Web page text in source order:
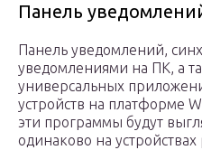
Панель
Панель уведомлений,
уведомлениями на ПК, а
универсальных
устройств на платформе
эти программы будут
одинаково на